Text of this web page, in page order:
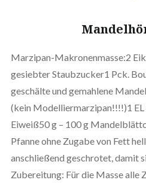
Marzipan-Makronenmasse:2
gesiebter Staubzucker1 Pck.
geschälte und gemahlene
(kein Modelliermarzipan!!!!)1
Eiweiß50 g – 100 g
Pfanne ohne Zugabe von Fett
anschließend geschrotet, damit
Zubereitung: Für die Masse alle